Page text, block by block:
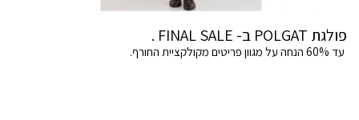
פולגת POLGAT ב- FINAL SALE .
עד 60% הנחה על מגוון פריטים מקולקציית החורף.